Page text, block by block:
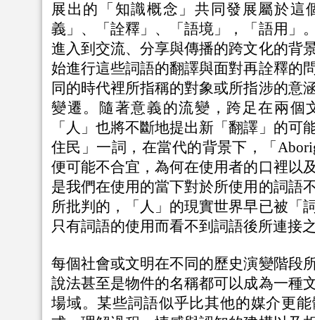
展出的「知識概念」共同發展屬於這
義」、「詮釋」、「語境」，「語用」
進入到交流、分享與傳播的跨文化的背
始進行這些詞語的翻譯與面對再詮釋的
同的時代裡所指稱的對象或所指涉的意
變遷。隨著意義的流變，跨足在兩個
「人」也將不斷地提出新「翻譯」的可
住民」一詞，在當代的背景下，「
便可能不合宜，為何在使用者的口裡以
是我們在使用的當下對於所使用的詞語
所批判的，「人」的現實世界早已被「
只有詞語的使用而看不到詞語後所連接
每個社會或文明在不同的歷史演變階段
說法甚至是物件的名稱都可以成為一種
場域。某些詞語似乎比其他的媒介更